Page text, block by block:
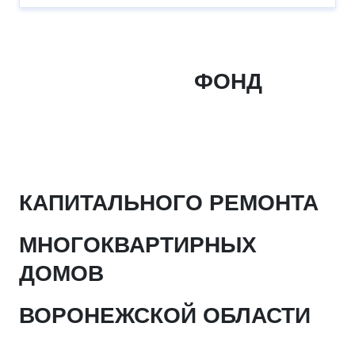
ФОНД
КАПИТАЛЬНОГО РЕМОНТА
МНОГОКВАРТИРНЫХ
ДОМОВ
ВОРОНЕЖСКОЙ ОБЛАСТИ